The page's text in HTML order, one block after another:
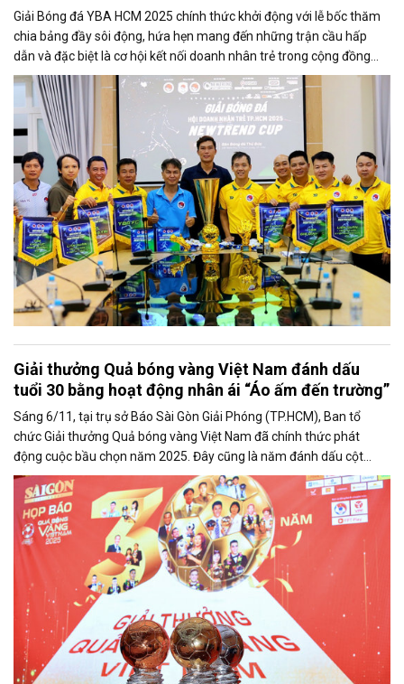
Giải Bóng đá YBA HCM 2025 chính thức khởi động với lễ bốc thăm
chia bảng đầy sôi động, hứa hẹn mang đến những trận cầu hấp
dẫn và đặc biệt là cơ hội kết nối doanh nhân trẻ trong cộng đồng
YBA và các đơn bị liên kết.
Giải thưởng Quả bóng vàng Việt Nam đánh dấu
tuổi 30 bằng hoạt động nhân ái “Áo ấm đến trường”
Sáng 6/11, tại trụ sở Báo Sài Gòn Giải Phóng (TP.HCM), Ban tổ
chức Giải thưởng Quả bóng vàng Việt Nam đã chính thức phát
động cuộc bầu chọn năm 2025. Đây cũng là năm đánh dấu cột
mốc 30 năm của giải thưởng uy tín của bóng đá Việt Nam.